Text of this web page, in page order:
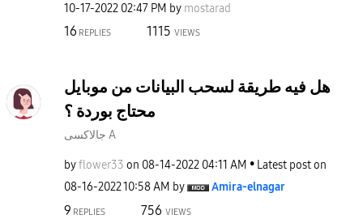
‎10-17-2022 02:47 PM by mostarad
16 REPLIES 1115 VIEWS
هل فيه طريقة لسحب البيانات من موبايل
محتاج بوردة ؟
جالاكسى A
byflower33 on ‎08-14-2022 04:11 AM
Latest post on
‎08-16-202210:58 AM by Amira-elnagar
9 REPLIES 756 VIEWS